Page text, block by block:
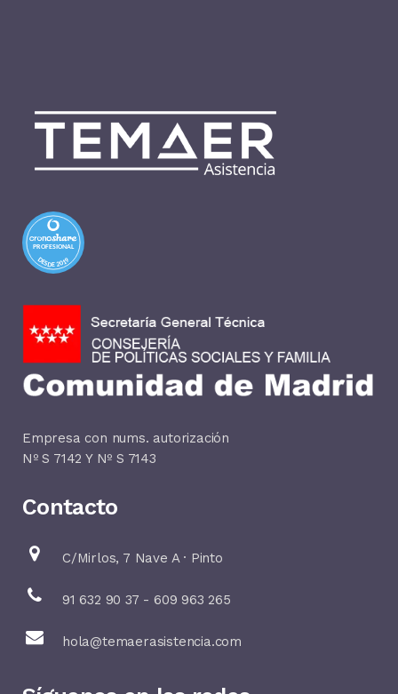
PROFESIONAL
DESDE 2019
Empresa con nums. autorización
Nº S 7142 Y Nº S 7143
Contacto
C/Mirlos, 7 Nave A · Pinto
91 632 90 37 - 609 963 265
hola@temaerasistencia.com